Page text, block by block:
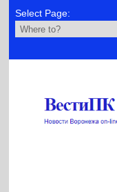
Select Page: